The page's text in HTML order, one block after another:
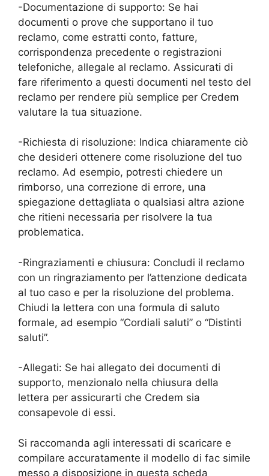
-Documentazione di supporto: Se hai
documenti o prove che supportano il tuo
reclamo, come estratti conto, fatture,
corrispondenza precedente o registrazioni
telefoniche, allegale al reclamo. Assicurati di
fare riferimento a questi documenti nel testo del
reclamo per rendere più semplice per Credem
valutare la tua situazione.
-Richiesta di risoluzione: Indica chiaramente ciò
che desideri ottenere come risoluzione del tuo
reclamo. Ad esempio, potresti chiedere un
rimborso, una correzione di errore, una
spiegazione dettagliata o qualsiasi altra azione
che ritieni necessaria per risolvere la tua
problematica.
-Ringraziamenti e chiusura: Concludi il reclamo
con un ringraziamento per l’attenzione dedicata
al tuo caso e per la risoluzione del problema.
Chiudi la lettera con una formula di saluto
formale, ad esempio “Cordiali saluti” o “Distinti
saluti”.
-Allegati: Se hai allegato dei documenti di
supporto, menzionalo nella chiusura della
lettera per assicurarti che Credem sia
consapevole di essi.
Si raccomanda agli interessati di scaricare e
compilare accuratamente il modello di fac simile
messo a disposizione in questa scheda